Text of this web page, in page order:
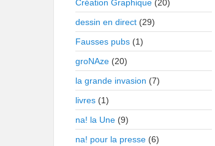
Création Graphique (20)
dessin en direct (29)
Fausses pubs (1)
groNAze (20)
la grande invasion (7)
livres (1)
na! la Une (9)
na! pour la presse (6)